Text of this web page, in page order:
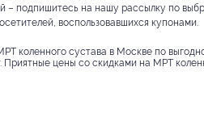
– подпишитесь на нашу рассылку по
воспользовавшихся купонами.
коленного сустава в Москве по
Приятные цены со скидками на МРТ